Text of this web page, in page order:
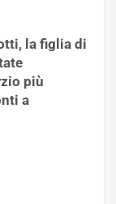
la figlia di
più
a